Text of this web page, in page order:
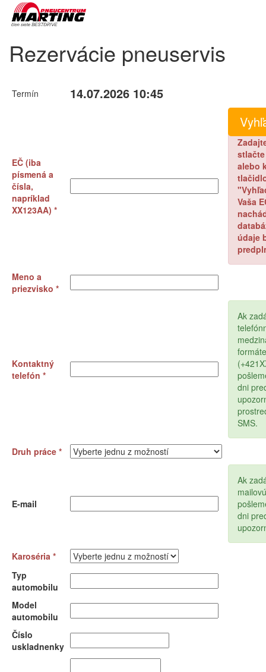
Rezervácie pneuservis
Termín 14.07.2026 10:45
EČ (iba
písmená a
čísla,
napríklad
XX123AA) *
stlačte
alebo
Vaša
údaje
Meno a
priezvisko *
Kontaktný
telefón *
Ak
formáte
dni
SMS.
Druh práce *
E-mail
Ak
dni
Karoséria *
Typ
automobilu
Model
automobilu
Číslo
uskladnenky